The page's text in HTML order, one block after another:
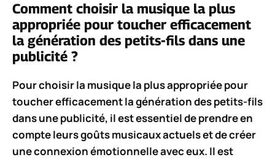
Comment choisir la musique la plus
appropriée pour toucher efficacement
la génération des petits-fils dans une
publicité ?
Pour choisir la musique la plus appropriée pour
toucher efficacement la génération des petits-fils
dans une publicité, il est essentiel de prendre en
compte leurs goûts musicaux actuels et de créer
une connexion émotionnelle avec eux. Il est